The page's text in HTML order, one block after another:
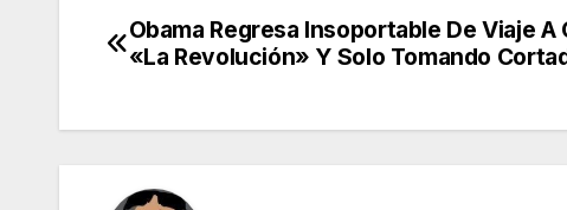
Navegación
entradas
Obama Regresa Insoportable De Viaje A
«La Revolución» Y Solo Tomando